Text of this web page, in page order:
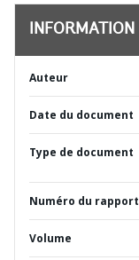
INFORMATION
Auteur
Date du document
Type de document
Numéro du rapport
Volume